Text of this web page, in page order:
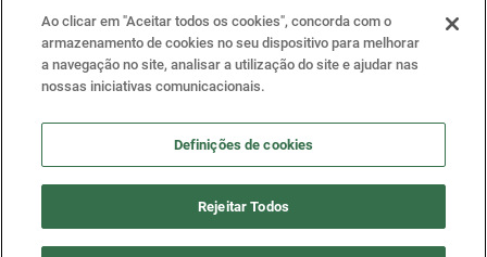
ERS nas redes sociais
Ao clicar em "Aceitar todos os cookies", concorda com o
armazenamento de cookies no seu dispositivo para melhorar
a navegação no site, analisar a utilização do site e ajudar nas
nossas iniciativas comunicacionais.
Definições de cookies
Rejeitar Todos